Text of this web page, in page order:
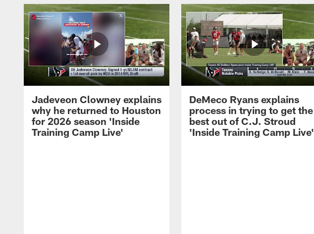
Jadeveon Clowney explains
why he returned to Houston
for 2026 season 'Inside
Training Camp Live'
DeMeco Ryans explains
process in trying to get the
best out of C.J. Stroud
'Inside Training Camp Live'